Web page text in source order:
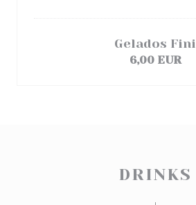
Gelados Fini
6,00 EUR
DRINKS